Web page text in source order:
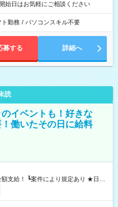
始日はお気軽にご相談ください
ト勤務 / パソコンスキル不要
募する 詳細へ
読
イベントも！好きな
働いたその日に給料
いたその日に現金GET♪ お仕事後はコ
とせます！ 【試用期間】試